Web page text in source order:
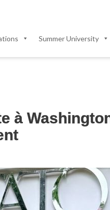
Summer University
à